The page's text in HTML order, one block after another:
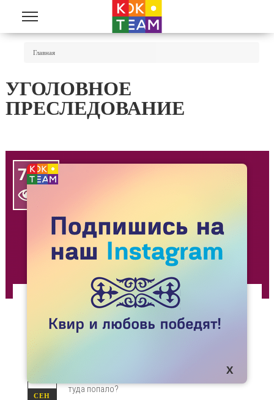
Перейти к основному содержанию
Главная
УГОЛОВНОЕ
ПРЕСЛЕДОВАНИЕ
7218

КАК СЛОВО “ЛЕСБИЯНСТВО” ПОПАЛО В
УГОЛОВНЫЙ КОДЕКС?
18
СЕН
не существовало до 1998 года. Как же оно
туда попало?